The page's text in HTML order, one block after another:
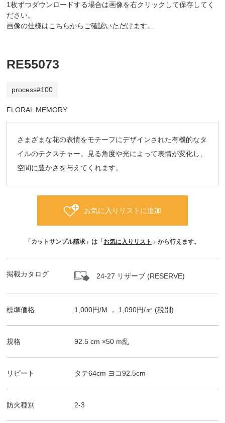
1枚ずつダウンロードする場合は画像を右クリックして保存してく
ださい。
画像の仕様はこちらからご確認いただけます。
RE55073
process#100
FLORAL MEMORY
さまざまな花の表情をモチーフにデザインされた有機的なタ
イルのテクスチャー。見る角度や光によって表情が変化し、
空間に豊かさを与えてくれます。
お気に入りリストに追加
「カットサンプル請求」は「 お気に入りリスト 」から行えます。
掲載カタログ 24-27 リザーブ (RESERVE)
標準価格 1,000円/M ， 1,090円/㎡ (税別)
規格 92.5 cm ×50 m乱
リピート タテ64cm ヨコ92.5cm
防火種別 2-3